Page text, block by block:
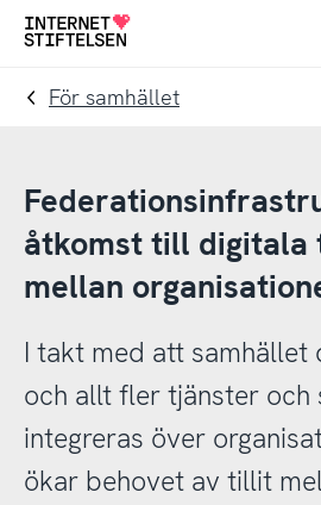
Till
navigering
Till
innehåll
Till
För samhället
åtkomst till digitala
mellan
I takt med att samhället
och allt fler tjänster och
integreras över
ökar behovet av tillit